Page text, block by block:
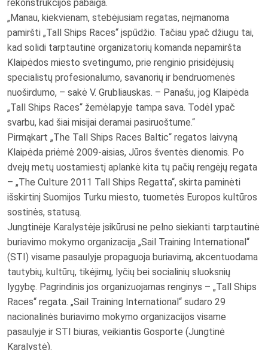
rekonstrukcijos pabaiga.
„Manau, kiekvienam, stebėjusiam regatas, neįmanoma
pamiršti „Tall Ships Races“ įspūdžio. Tačiau ypač džiugu tai,
kad solidi tarptautinė organizatorių komanda nepamiršta
Klaipėdos miesto svetingumo, prie renginio prisidėjusių
specialistų profesionalumo, savanorių ir bendruomenės
nuoširdumo, – sakė V. Grubliauskas. – Panašu, jog Klaipėda
„Tall Ships Races“ žemėlapyje tampa sava. Todėl ypač
svarbu, kad šiai misijai deramai pasiruoštume.“
Pirmąkart „The Tall Ships Races Baltic“ regatos laivyną
Klaipėda priėmė 2009-aisias, Jūros šventės dienomis. Po
dvejų metų uostamiestį aplankė kita tų pačių rengėjų regata
– „The Culture 2011 Tall Ships Regatta“, skirta paminėti
išskirtinį Suomijos Turku miesto, tuometės Europos kultūros
sostinės, statusą.
Jungtinėje Karalystėje įsikūrusi ne pelno siekianti tarptautinė
buriavimo mokymo organizacija „Sail Training International“
(STI) visame pasaulyje propaguoja buriavimą, akcentuodama
tautybių, kultūrų, tikėjimų, lyčių bei socialinių sluoksnių
lygybę. Pagrindinis jos organizuojamas renginys – „Tall Ships
Races“ regata. „Sail Training International“ sudaro 29
nacionalinės buriavimo mokymo organizacijos visame
pasaulyje ir STI biuras, veikiantis Gosporte (Jungtinė
Karalystė).